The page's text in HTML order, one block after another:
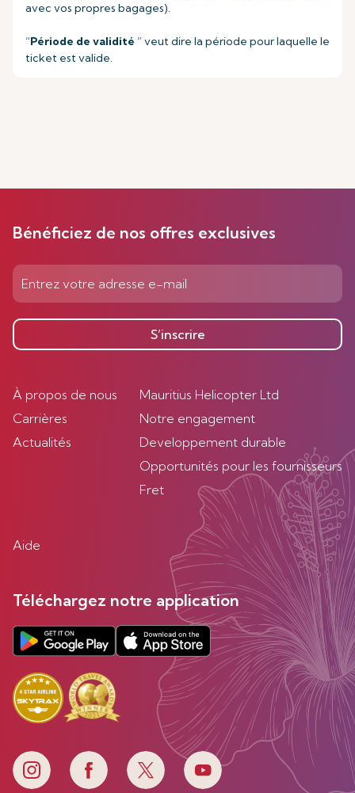
avec vos propres bagages).
“Période de validité ” veut dire la période pour laquelle le
ticket est valide.
Bénéficiez de nos offres exclusives
S’inscrire
À propos de nous
Carrières
Actualités
Mauritius Helicopter Ltd
Notre engagement
Developpement durable
Opportunités pour les fournisseurs
Fret
Aide
Téléchargez notre application